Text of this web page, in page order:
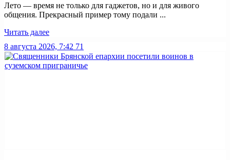
Лето — время не только для гаджетов, но и для живого
общения. Прекрасный пример тому подали ...
Читать далее
8 августа 2026, 7:42 71